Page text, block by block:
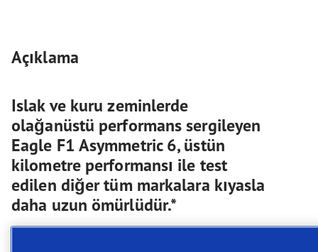
Açıklama
Islak ve kuru zeminlerde
olağanüstü performans sergileyen
Eagle F1 Asymmetric 6, üstün
kilometre performansı ile test
edilen diğer tüm markalara kıyasla
daha uzun ömürlüdür.*
Islak ve kuru zeminlerde olağanüstü performans